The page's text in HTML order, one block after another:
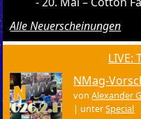
Alle Neuerscheinungen
LIVE:
NMag-
vonAlexander
| unterSpecial